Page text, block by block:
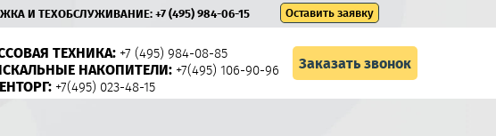
И ТЕХОБСЛУЖИВАНИЕ:+7 (495) 984-06-15 Оставить заявку
ТЕХНИКА: +7 (495) 984-08-85
НАКОПИТЕЛИ: +7(495) 106-90-96
+7(495) 023-48-15
Заказать звонок